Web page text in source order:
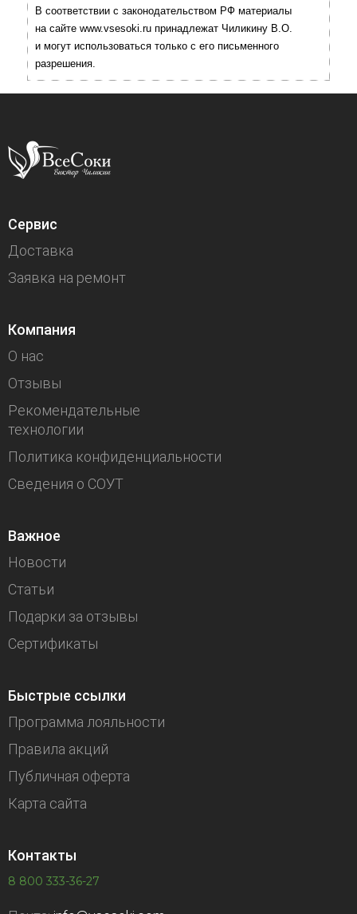
В соответствии с законодательством РФ материалы
на сайте www.vsesoki.ru принадлежат Чиликину В.О.
и могут использоваться только с его письменного
разрешения.
Сервис
Доставка
Заявка на ремонт
Компания
О нас
Отзывы
Рекомендательные
технологии
Политика конфиденциальности
Сведения о СОУТ
Важное
Новости
Статьи
Подарки за отзывы
Сертификаты
Быстрые ссылки
Программа лояльности
Правила акций
Публичная оферта
Карта сайта
Контакты
8 800 333-36-27